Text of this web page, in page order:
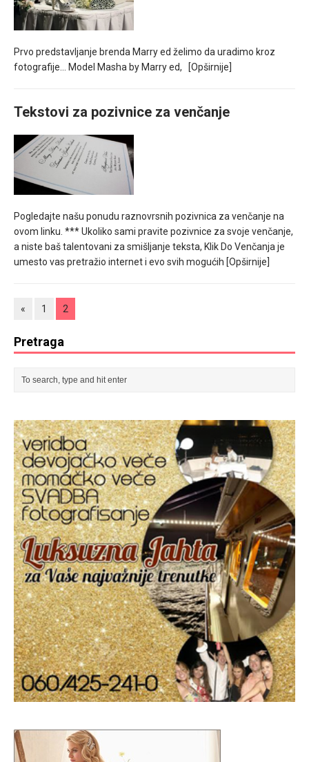
Prvo predstavljanje brenda Marry ed želimo da uradimo kroz
fotografije… Model Masha by Marry ed,
[Opširnije]
Tekstovi za pozivnice za venčanje
Pogledajte našu ponudu raznovrsnih pozivnica za venčanje na
ovom linku. *** Ukoliko sami pravite pozivnice za svoje venčanje,
a niste baš talentovani za smišljanje teksta, Klik Do Venčanja je
umesto vas pretražio internet i evo svih mogućih [Opširnije]
« 1 2
Pretraga